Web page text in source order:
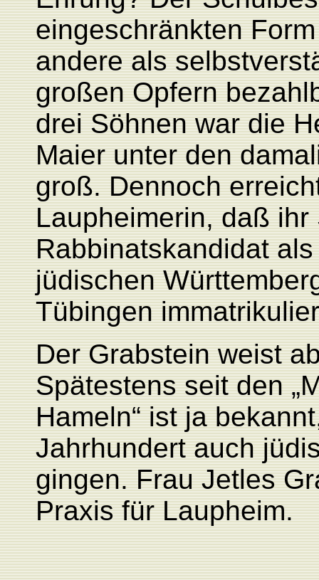
eingeschränkten
andere als
großen Opfern
drei Söhnen war die
Maier unter den
groß. Dennoch
Laupheimerin, daß ihr
Rabbinatskandidat
jüdischen
Tübingen
Der Grabstein weist
Spätestens seit den
Hameln“ ist ja
Jahrhundert auch
gingen. Frau Jetles
Praxis für Laupheim.